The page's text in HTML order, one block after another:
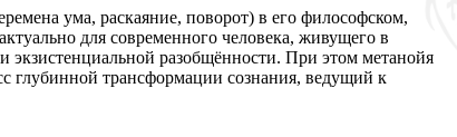
ума, раскаяние, поворот) в его философском,
для современного человека, живущего в
разобщённости. При этом метанойя
глубинной трансформации сознания, ведущий к